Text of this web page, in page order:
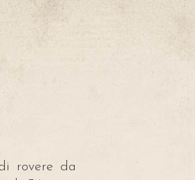
rovere da